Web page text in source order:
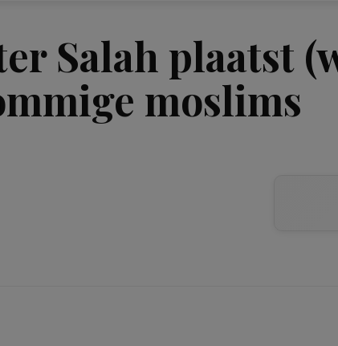
Salah plaatst
moslims